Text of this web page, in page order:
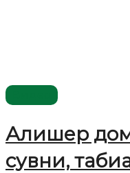
Алишер
сувни,